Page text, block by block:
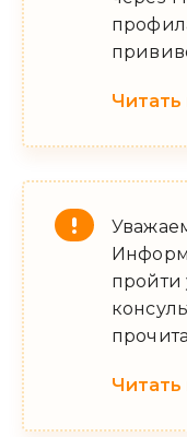
Читать
пройти
Читать